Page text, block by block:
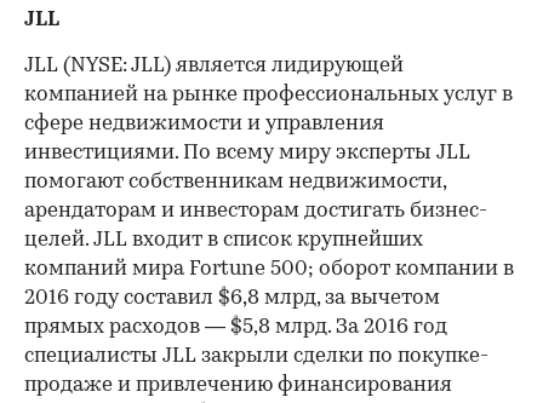
JLL
JLL (NYSE: JLL) является лидирующей
компанией на рынке профессиональных услуг в
сфере недвижимости и управления
инвестициями. По всему миру эксперты JLL
помогают собственникам недвижимости,
арендаторам и инвесторам достигать бизнес-
целей. JLL входит в список крупнейших
компаний мира Fortune 500; оборот компании в
2016 году составил $6,8 млрд, за вычетом
прямых расходов — $5,8 млрд. За 2016 год
специалисты JLL закрыли сделки по покупке-
продаже и привлечению финансирования